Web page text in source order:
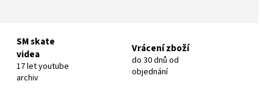
SM skate
videa
17 let youtube
archiv
Vrácení zboží
do 30 dnů od
objednání